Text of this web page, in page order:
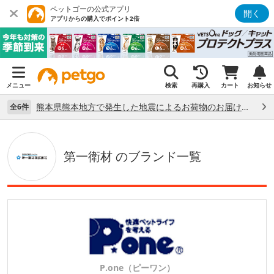
ペットゴーの公式アプリ
アプリからの購入でポイント2倍 開く
メニュー 検索 再購入 カート お知らせ
全6件 熊本県熊本地方で発生した地震によるお荷物のお届け状況について （7/28）
第一衛材 のブランド一覧
P.one（ピーワン）